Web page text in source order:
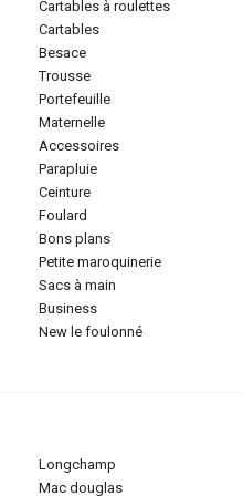
cartables à roulettes
cartables
besace
trousse
portefeuille
maternelle
accessoires
parapluie
ceinture
foulard
bons plans
petite maroquinerie
sacs à main
business
new le foulonné
longchamp
mac douglas